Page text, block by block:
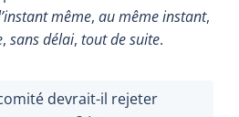
même, au même instant,
, sans délai, tout de suite.
devrait-il rejeter